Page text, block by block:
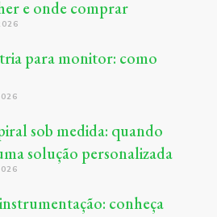
e onde comprar
para monitor: como
sob medida: quando
solução personalizada
conheça